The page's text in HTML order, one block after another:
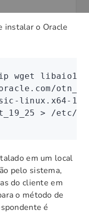
instalar o Oracle
wget
libaio1
linux.x64-
> /etc/
em um local
pelo sistema,
do cliente em
o método de
é